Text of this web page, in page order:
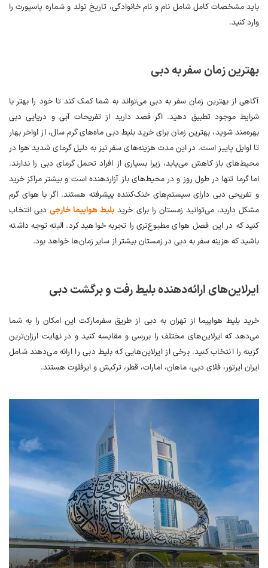
باید مشخصات کامل شامل نام و نام خانوادگی، تاریخ تولد و شماره پاسپورت را
وارد کنید.
بهترین زمان سفر به دبی
آگاهی از بهترین زمان سفر به دبی می‌تواند به شما کمک کند تا خود را بهتر با
شرایط موجود تطبیق دهید. اگر قصد دارید از تفریحات آبی و دریایی دبی
بهره‌مند شوید، بهترین زمان برای خرید بلیط دبی ماه‌های گرم سال، از اواخر بهار
تا اوایل پاییز است. در این مدت هزینه‌های سفر نیز به دلیل گرمای شدید هوا در
محیط‌های باز کاهش می‌یابد، زیرا بسیاری از افراد تحمل گرمای دبی را ندارند.
اما گرما تنها در طول روز و در محیط‌های باز آزاردهنده است و بیشتر مراکز خرید
و تفریحی دبی دارای سیستم‌های خنک‌کننده پیشرفته هستند. اگر با هوای گرم
مشکل دارید، می‌توانید زمستان را برای خرید بلیط هواپیما خارجیدبی انتخاب
کنید که در این فصل هوای مطبوع‌تری را تجربه خواهید کرد. البته توجه داشته
باشید که هزینه سفر به دبی در زمستان بیشتر از سایر زمان‌ها خواهد بود.
ایرلاین‌های ارائه‌دهنده بلیط رفت و برگشت دبی
خرید بلیط هواپیما از تهران به دبی از طریق سفرمارکت این امکان را به شما
می‌دهد که ایرلاین‌های مختلف را بررسی و مقایسه کنید و در نهایت ارزان‌ترین
گزینه را انتخاب کنید. برخی از ایرلاین‌هایی که بلیط‌ دبی را ارائه می‌دهند شامل
ایران ایرتور، فلای دبی، ماهان، امارات، قطر، ترکیش و ایرفلوت هستند.